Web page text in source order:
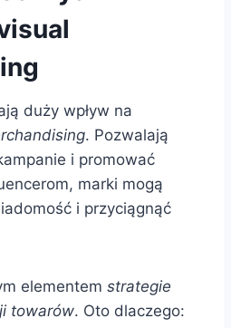
duży wpływ na
. Pozwalają
i promować
marki mogą
i przyciągnąć
elementem strategie
towarów. Oto dlaczego: